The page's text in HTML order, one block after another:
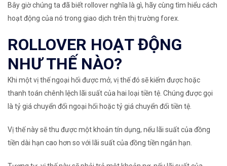
Bây giờ chúng ta đã biết rollover nghĩa là gì, hãy cùng tìm hiểu cách
hoạt động của nó trong giao dịch trên thị trường forex.
ROLLOVER HOẠT ĐỘNG
NHƯ THẾ NÀO?
Khi một vị thế ngoại hối được mở, vị thế đó sẽ kiếm được hoặc
thanh toán chênh lệch lãi suất của hai loại tiền tệ. Chúng được gọi
là tỷ giá chuyển đổi ngoại hối hoặctỷ giá chuyển đổi tiền tệ
Vị thế này sẽ thu được một khoản tín dụng, nếu lãi suất của đồng
tiền dài hạn cao hơn so với lãi suất của đồng tiền ngắn hạn.